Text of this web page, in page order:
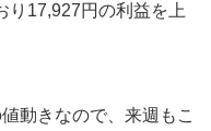
り17,927円の利益を上
動きなので、来週もこ